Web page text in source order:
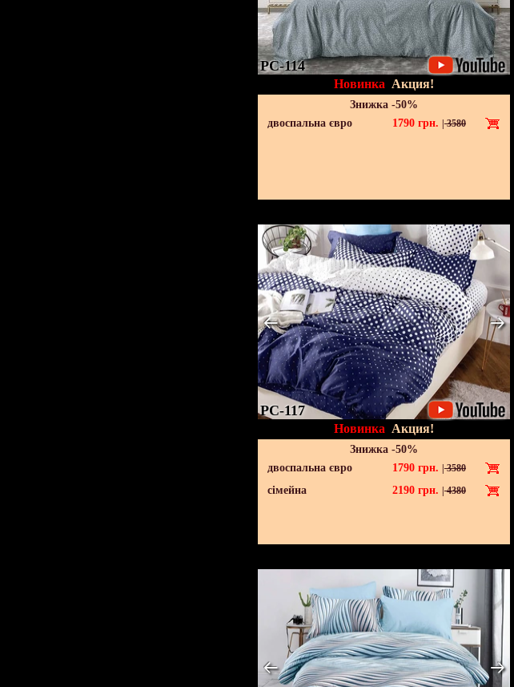
PC-114
Новинка Акция!
Знижка -50%
двоспальна євро
1790 грн. 3580
PC-117
Новинка Акция!
Знижка -50%
двоспальна євро
1790 грн. 3580
сімейна 2190 грн. 4380